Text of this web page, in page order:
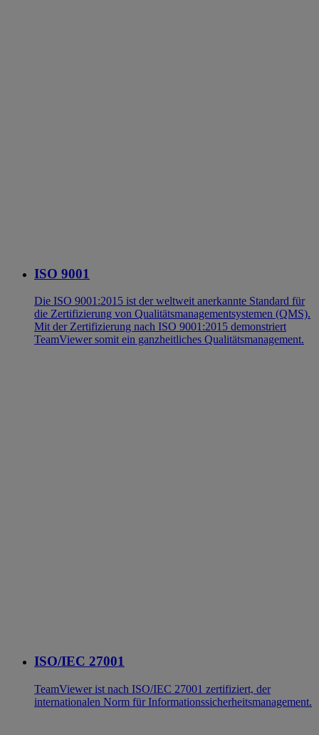
ISO 9001
Die ISO 9001:2015 ist der weltweit anerkannte Standard für
die Zertifizierung von Qualitätsmanagementsystemen (QMS).
Mit der Zertifizierung nach ISO 9001:2015 demonstriert
TeamViewer somit ein ganzheitliches Qualitätsmanagement.
ISO/IEC 27001
TeamViewer ist nach ISO/IEC 27001 zertifiziert, der
internationalen Norm für Informationssicherheitsmanagement.